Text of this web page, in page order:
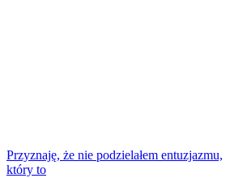
Przyznaję, że nie podzielałem entuzjazmu,
który to